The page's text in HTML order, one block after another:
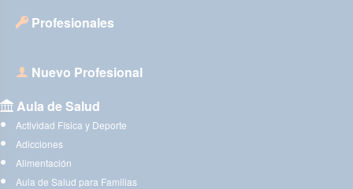
Profesionales
Nuevo Profesional
Aula de Salud
Actividad Física y Deporte
Adicciones
Alimentación
Aula de Salud para Familias